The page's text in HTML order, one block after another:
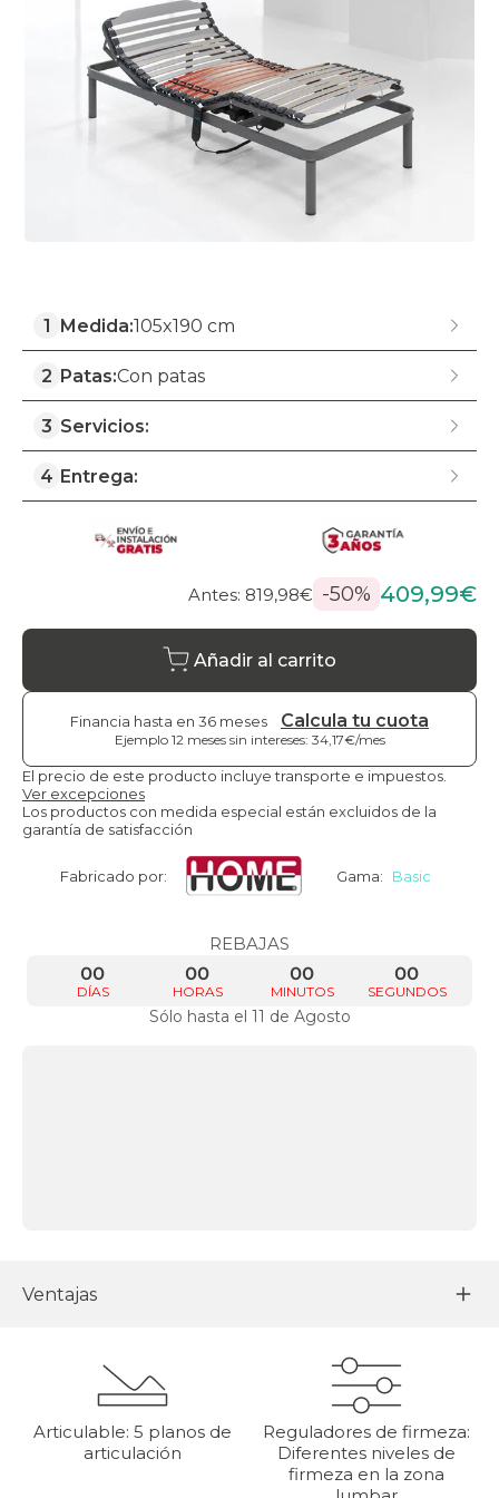
1 Medida:105x190 cm
2 Patas:Con patas
3 Servicios:
4 Entrega:
Antes: 819,98€ -50% 409,99€
Añadir al carrito
Financia hasta en 36 meses Calcula tu cuota
Ejemplo 12 meses sin intereses: 34,17€/mes
El precio de este producto incluye transporte e impuestos.
Ver excepciones
Los productos con medida especial están excluidos de la
garantía de satisfacción
Fabricado por: Gama: Basic
REBAJAS
DÍAS
00
HORAS
00
MINUTOS
00
SEGUNDOS
00
Sólo hasta el 11 de Agosto
Ventajas
Articulable: 5 planos de
articulación
Reguladores de firmeza:
Diferentes niveles de
firmeza en la zona